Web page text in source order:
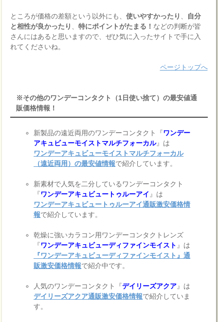
ところが価格の差額という以外にも、使いやすかったり
自分
と相性が良かったり
、特にポイントがたまる！ などの判断が皆
さんにはあると思いますので、ぜひ気に入ったサイトで手に入
れてくださいね。
ページトップへ
※その他のワンデーコンタクト（1日使い捨て）の最安値通
販価格情報！
新製品の遠近両用のワンデーコンタクト『ワンデー
アキュビューモイストマルチフォーカル』は
ワンデーアキュビューモイストマルチフォーカル
（遠近両用）の最安値情報で紹介しています。
新素材で人気を二分しているワンデーコンタクト
『ワンデーアキュビュートゥルーアイ 』は
ワンデーアキュビュートゥルーアイ通販激安価格情
報で紹介しています。
乾燥に強いカラコン用ワンデーコンタクトレンズ
『ワンデーアキュビューディファインモイスト 』は
『ワンデーアキュビューディファインモイスト』通
販激安価格情報で紹介中です。
人気のワンデーコンタクト『デイリーズアクア』は
デイリーズアクア通販激安価格情報で紹介していま
す。